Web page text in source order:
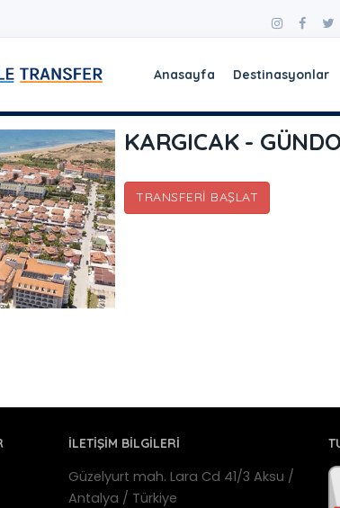
Anasayfa Destinasyonlar
KARGICAK -
TRANSFERI BAŞLAT
İLETİŞİM BİLGİLERİ
Güzelyurt mah. Lara Cd 41/3 Aksu /
Antalya / Türkiye